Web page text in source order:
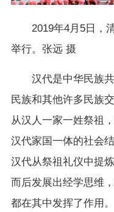
2019年4月5日，
举行。张远 摄
汉代是中华民族
民族和其他许多民族
从汉人一家一姓祭祖
汉代家国一体的社会
汉代从祭祖礼仪中提
而后发展出经学思维
都在其中发挥了作用。